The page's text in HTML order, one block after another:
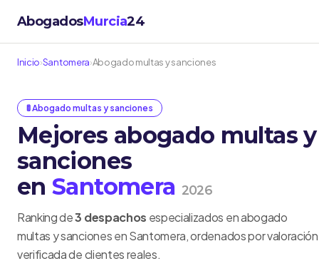
AbogadosMurcia24
Inicio›Santomera›Abogado multas y sanciones
🚦 Abogado multas y sanciones
Mejores abogado multas y
sanciones
enSantomera 2026
Ranking de3 despachos especializados en abogado
multas y sanciones en Santomera, ordenados por valoración
verificada de clientes reales.